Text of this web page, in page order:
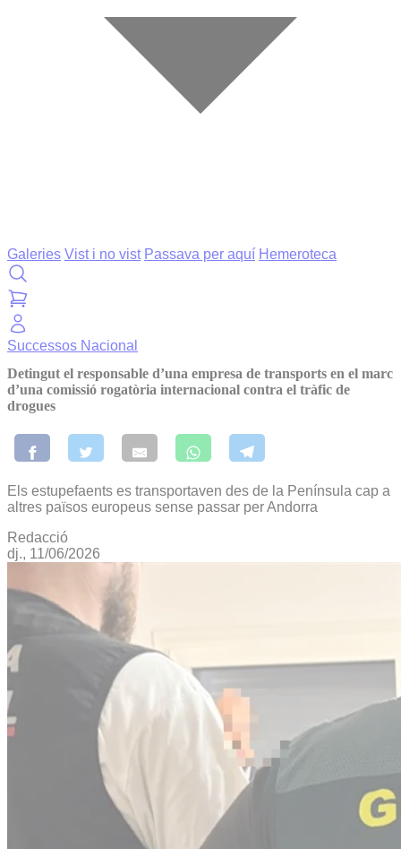
Galeries Vist i no vist Passava per aquí Hemeroteca
Successos Nacional
Detingut el responsable d’una empresa de transports en el marc
d’una comissió rogatòria internacional contra el tràfic de
drogues
Els estupefaents es transportaven des de la Península cap a
altres països europeus sense passar per Andorra
Redacció
dj., 11/06/2026